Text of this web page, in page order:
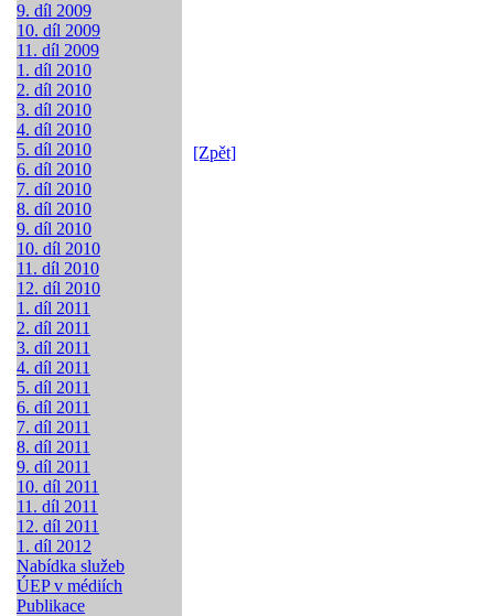
9. díl 2009
10. díl 2009
11. díl 2009
1. díl 2010
2. díl 2010
3. díl 2010
4. díl 2010
5. díl 2010
6. díl 2010
7. díl 2010
8. díl 2010
9. díl 2010
10. díl 2010
11. díl 2010
12. díl 2010
1. díl 2011
2. díl 2011
3. díl 2011
4. díl 2011
5. díl 2011
6. díl 2011
7. díl 2011
8. díl 2011
9. díl 2011
10. díl 2011
11. díl 2011
12. díl 2011
1. díl 2012
Nabídka služeb
ÚEP v médiích
Publikace
[Zpět]